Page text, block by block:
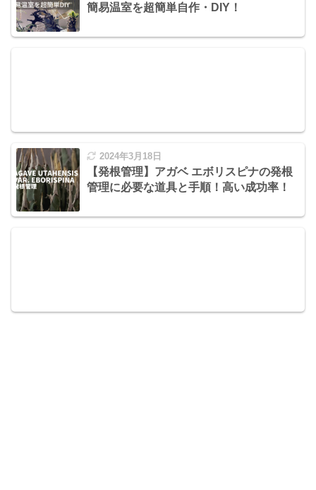
簡易温室を超簡単自作・DIY！
2024年3月18日
【発根管理】アガベ エボリスピナの発根
管理に必要な道具と手順！高い成功率！